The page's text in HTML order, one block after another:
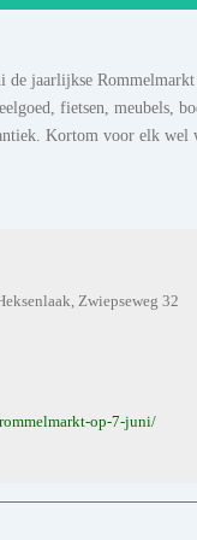
jaarlijkse
fietsen, meubels,
Kortom voor elk
Zwiepseweg 32
op-7-juni/